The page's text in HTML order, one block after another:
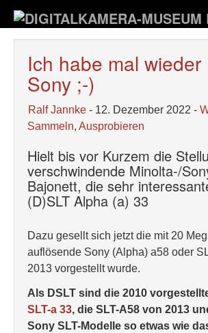
Hauptinhalt
springen
Ich habe mal
Sony ;-)
Ralf Jannke - 12. Dezember 2022 -
Sammeln, Ausprobieren
Hielt bis vor Kurzem die
verschwindende Minolta-/
Bajonett, die sehr
(D)SLT Alpha (a) 33
Dazu gesellt sich jetzt die mit 20
auflösende Sony (Alpha) a58 oder
2013 vorgestellt wurde.
Als DSLT sind die 2010
SLT-a 33, die SLT-A58 von 2013
Sony SLT-Modelle so etwas wie